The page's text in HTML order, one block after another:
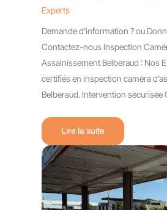
Experts
Demande d’information ? ou
Contactez-nous Inspection
Assainissement Belberaud : Nos
certifiés en inspection caméra
Belberaud. Intervention sécurisée
Lire la suite